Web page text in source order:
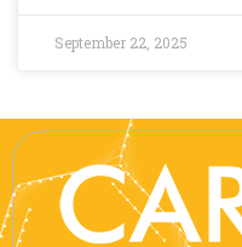
September 22, 2025